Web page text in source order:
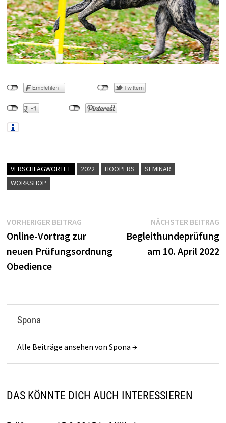
VERSCHLAGWORTET 2022 HOOPERS
SEMINAR
WORKSHOP
Beitragsnavigation
VORHERIGER BEITRAGVorheriger
Beitrag:
Online-Vortrag zur
neuen Prüfungsordnung
Obedience
NÄCHSTER BEITRAG
Begleithundeprüfung
am 10. April 2022
Spona
Alle Beiträge ansehen von Spona →
DAS KÖNNTE DICH AUCH INTERESSIEREN